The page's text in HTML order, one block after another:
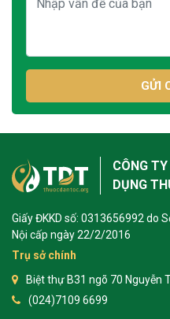
GỬI
CÔNG
DỤNG
Giấy ĐKKD số: 0313656992 do
Nội cấp ngày 22/2/2016
Trụ sở chính
Biệt thự B31 ngõ 70 Nguyễn
(024)7109 6699